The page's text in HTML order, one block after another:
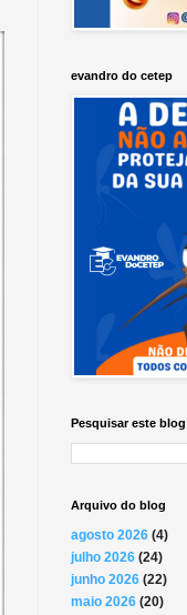
evandro do cetep
Pesquisar este blog
Arquivo do blog
agosto 2026 (4)
julho 2026 (24)
junho 2026 (22)
maio 2026 (20)